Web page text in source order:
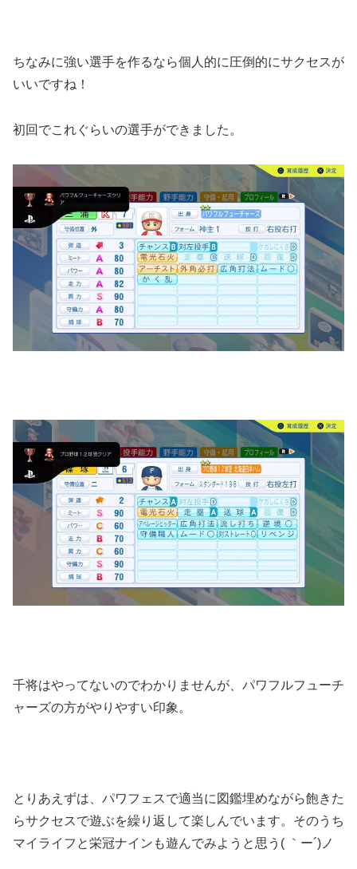
ちなみに強い選手を作るなら個人的に圧倒的にサクセスが
いいですね！
初回でこれぐらいの選手ができました。
千将はやってないのでわかりませんが、パワフルフューチ
ャーズの方がやりやすい印象。
とりあえずは、パワフェスで適当に図鑑埋めながら飽きた
らサクセスで遊ぶを繰り返して楽しんでいます。そのうち
マイライフと栄冠ナインも遊んでみようと思う( ｀ー´)ノ